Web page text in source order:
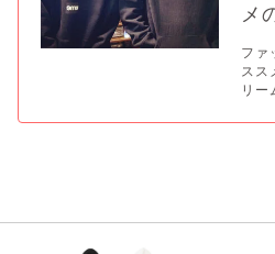
メ
ファ
スス
リー